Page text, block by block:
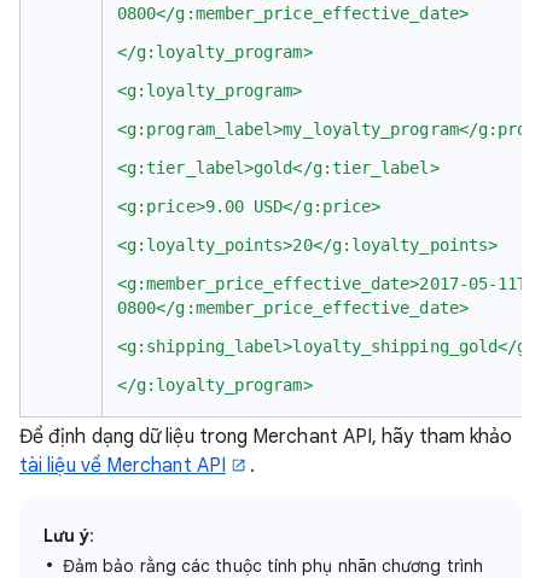
0800</g:member_price_effective_date>
</g:loyalty_program>
<g:loyalty_program>
<g:program_label>my_loyalty_program</
<g:tier_label>gold</g:tier_label>
<g:price>9.00 USD</g:price>
<g:loyalty_points>20</g:loyalty_points>
<g:member_price_effective_date>2017-05-
0800</g:member_price_effective_date>
<g:shipping_label>loyalty_shipping_gold</
</g:loyalty_program>
Để định dạng dữ liệu trong Merchant API, hãy tham khảo
tài liệu về Merchant API
.
Lưu ý:
Đảm bảo rằng các thuộc tính phụ nhãn chương trình